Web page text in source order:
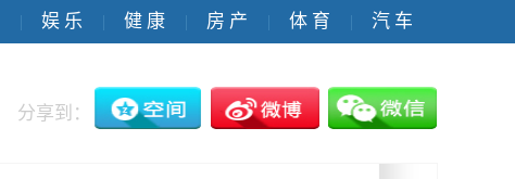
| 娱 乐 | 健 康 | 房 产 | 体 育 | 汽 车
分享到：